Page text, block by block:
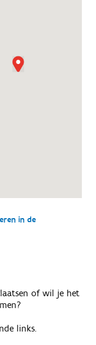
in de
of wil je het
links.